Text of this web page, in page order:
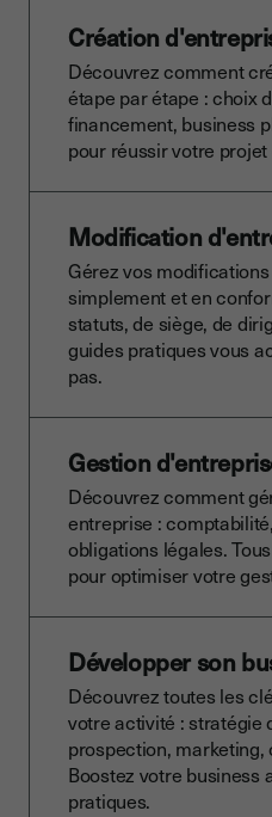
Création
Découvrez comment
étape par étape : choix
financement, business
pour réussir votre
Modification
Gérez vos modifications
simplement et en
statuts, de siège, de
guides pratiques vous
pas.
Gestion
Découvrez comment
entreprise :
obligations légales.
pour optimiser votre
Développer son
Découvrez toutes les
votre activité : stratégie
prospection,
Boostez votre business
pratiques.